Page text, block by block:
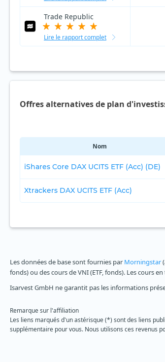
Trade Republic
Lire le rapport complet
Offres alternatives de plan
Nom
iShares Core DAX UCITS ETF (Acc) (DE)
Xtrackers DAX UCITS ETF (Acc)
Les données de base sont fournies par Morningstar
fonds) ou des cours de VNI (ETF, fonds). Les cours
Isarvest GmbH ne garantit pas les informations
Remarque sur l'affiliation
Les liens marqués d'un astérisque (*) sont des liens
supplémentaire pour vous. Nous utilisons ces revenus